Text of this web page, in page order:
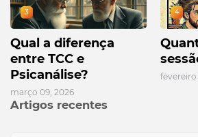
3
Qual a diferença
entre TCC e
Psicanálise?
março 09, 2026
4
fevereiro
Artigos recentes